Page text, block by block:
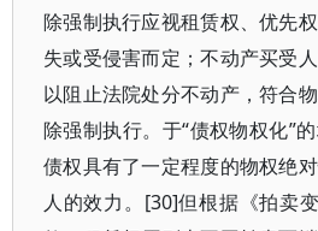
除强制执行应视租赁权、优先
失或受侵害而定；不动产买受
以阻止法院处分不动产，符合
除强制执行。于“债权物权化”
债权具有了一定程度的物权绝
人的效力。[30]但根据《拍卖